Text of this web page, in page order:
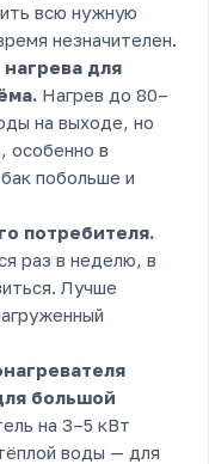
всю нужную
незначителен.
для
Нагрев до 80–
на выходе, но
особенно в
побольше и
потребителя.
раз в неделю, в
Лучше
большой
на 3–5 кВт
воды — для